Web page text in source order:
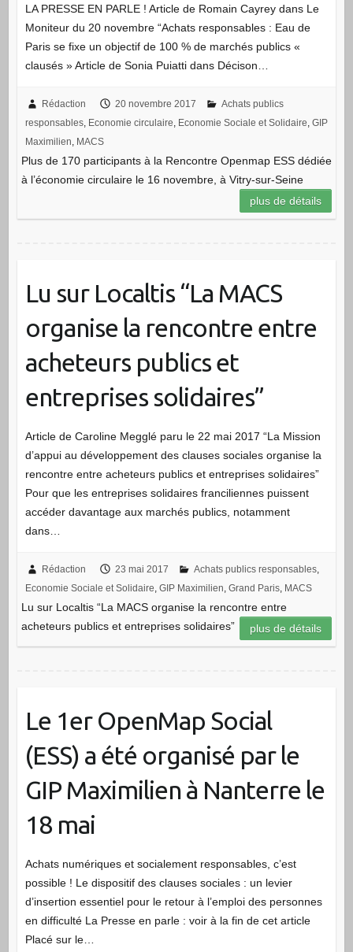
LA PRESSE EN PARLE ! Article de Romain Cayrey dans Le
Moniteur du 20 novembre “Achats responsables : Eau de
Paris se fixe un objectif de 100 % de marchés publics «
clausés » Article de Sonia Puiatti dans Décison…
Rédaction 20 novembre 2017
Achats publics
responsables, Economie circulaire, Economie Sociale et Solidaire, GIP
Maximilien, MACS
Plus de 170 participants à la Rencontre Openmap ESS dédiée
à l’économie circulaire le 16 novembre, à Vitry-sur-Seine
plus de détails
Lu sur Localtis “La MACS
organise la rencontre entre
acheteurs publics et
entreprises solidaires”
Article de Caroline Megglé paru le 22 mai 2017 “La Mission
d’appui au développement des clauses sociales organise la
rencontre entre acheteurs publics et entreprises solidaires”
Pour que les entreprises solidaires franciliennes puissent
accéder davantage aux marchés publics, notamment
dans…
Rédaction 23 mai 2017 Achats publics responsables,
Economie Sociale et Solidaire, GIP Maximilien, Grand Paris, MACS
Lu sur Localtis “La MACS organise la rencontre entre
acheteurs publics et entreprises solidaires”
plus de détails
Le 1er OpenMap Social
(ESS) a été organisé par le
GIP Maximilien à Nanterre le
18 mai
Achats numériques et socialement responsables, c’est
possible ! Le dispositif des clauses sociales : un levier
d’insertion essentiel pour le retour à l’emploi des personnes
en difficulté La Presse en parle : voir à la fin de cet article
Placé sur le…